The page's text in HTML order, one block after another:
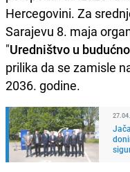
Hercegovini. Za
Sarajevu 8. maja
"Uredništvo u
prilika da se zamisle
2036. godine.